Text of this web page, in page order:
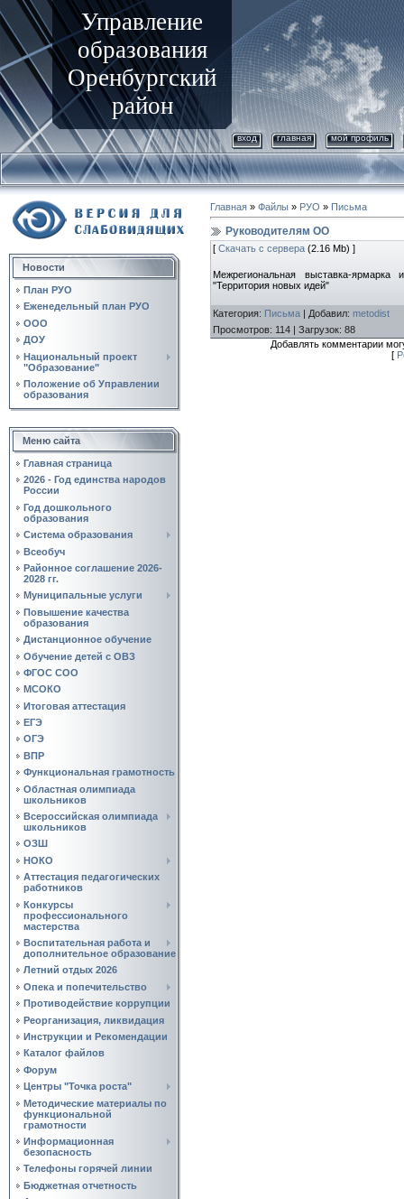
Управление
образования
Оренбургский
район
вход главная мой профиль
Новости
План РУО
Еженедельный план РУО
ООО
ДОУ
Национальный проект
"Образование"
Положение об Управлении
образования
Меню сайта
Главная страница
2026 - Год единства народов
России
Год дошкольного
образования
Система образования
Всеобуч
Районное соглашение 2026-
2028 гг.
Муниципальные услуги
Повышение качества
образования
Дистанционное обучение
Обучение детей с ОВЗ
ФГОС СОО
МСОКО
Итоговая аттестация
ЕГЭ
ОГЭ
ВПР
Функциональная грамотность
Областная олимпиада
школьников
Всероссийская олимпиада
школьников
ОЗШ
НОКО
Аттестация педагогических
работников
Конкурсы
профессионального
мастерства
Воспитательная работа и
дополнительное образование
Летний отдых 2026
Опека и попечительство
Противодействие коррупции
Реорганизация, ликвидация
Инструкции и Рекомендации
Каталог файлов
Форум
Центры "Точка роста"
Методические материалы по
функциональной
грамотности
Информационная
безопасность
Телефоны горячей линии
Бюджетная отчетность
Главная » Файлы » РУО » Письма
Руководителям ОО
[ Скачать с сервера (2.16 Mb) ]
Межрегиональная выставка-ярмарка
"Территория новых идей"
Категория: Письма | Добавил: metodist
Просмотров: 114 | Загрузок: 88
Добавлять комментарии
[